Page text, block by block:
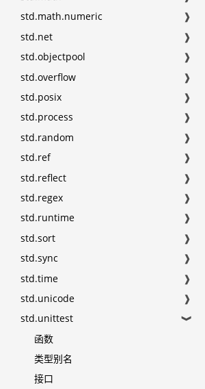
std.math.numeric
❱
std.net
❱
std.objectpool
❱
std.overflow
❱
std.posix
❱
std.process
❱
std.random
❱
std.ref
❱
std.reflect
❱
std.regex
❱
std.runtime
❱
std.sort
❱
std.sync
❱
std.time
❱
std.unicode
❱
std.unittest
❱
函数
类型别名
接口